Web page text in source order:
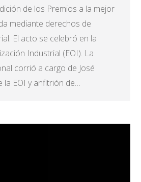
de los Premios a la mejor
mediante derechos de
El acto se celebró en la
Industrial (EOI). La
corrió a cargo de José
la EOI y anfitrión de…